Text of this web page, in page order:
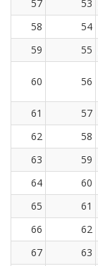
57
53
58
54
59
55
60 56
61 57
62
58
63
59
64
60
65
61
66
62
67
63